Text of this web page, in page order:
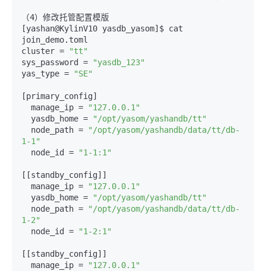
（4）修改托管配置模版
[yashan@KylinV10 yasdb_yasom]$ cat
join_demo.toml
cluster =
"tt"
sys_password =
"yasdb_123"
yas_type =
"SE"
[primary_config]
  manage_ip =
"127.0.0.1"
  yasdb_home =
"/opt/yasom/yashandb/tt"
  node_path =
"/opt/yasom/yashandb/data/tt/db-
1-1"
  node_id =
"1-1:1"
[[standby_config]]
  manage_ip =
"127.0.0.1"
  yasdb_home =
"/opt/yasom/yashandb/tt"
  node_path =
"/opt/yasom/yashandb/data/tt/db-
1-2"
  node_id =
"1-2:1"
[[standby_config]]
  manage_ip =
"127.0.0.1"